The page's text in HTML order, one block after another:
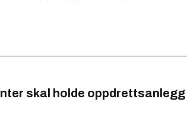
skal holde oppdrettsanlegg